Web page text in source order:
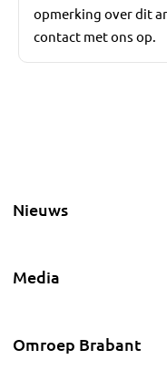
opmerking over dit
contact met ons op.
Nieuws
Media
Omroep Brabant